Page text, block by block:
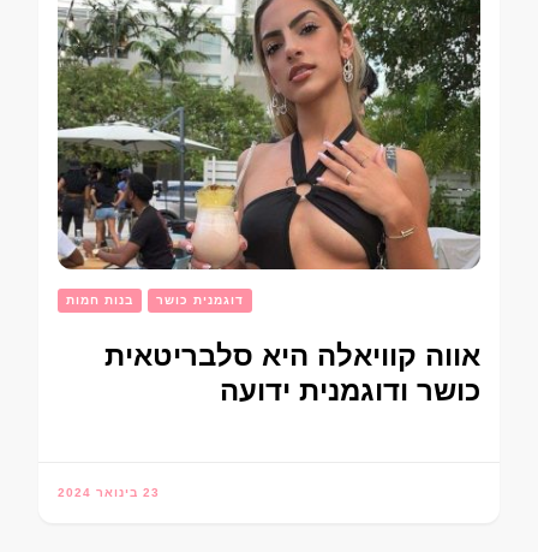
בנות חמות דוגמנית כושר
אווה קוויאלה היא סלבריטאית
כושר ודוגמנית ידועה
23 בינואר 2024